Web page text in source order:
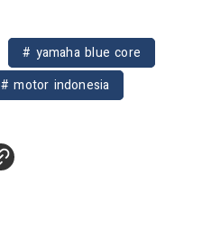
# yamaha blue core
# motor indonesia